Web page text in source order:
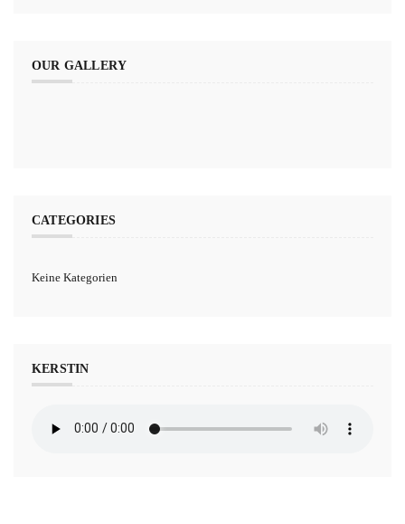
OUR GALLERY
CATEGORIES
Keine Kategorien
KERSTIN